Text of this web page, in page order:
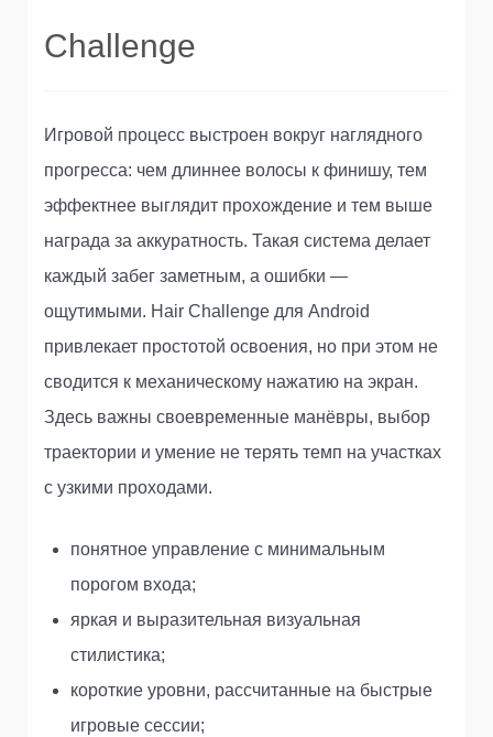
Challenge
Игровой процесс выстроен вокруг наглядного
прогресса: чем длиннее волосы к финишу, тем
эффектнее выглядит прохождение и тем выше
награда за аккуратность. Такая система делает
каждый забег заметным, а ошибки —
ощутимыми. Hair Challenge для Android
привлекает простотой освоения, но при этом не
сводится к механическому нажатию на экран.
Здесь важны своевременные манёвры, выбор
траектории и умение не терять темп на участках
с узкими проходами.
понятное управление с минимальным
порогом входа;
яркая и выразительная визуальная
стилистика;
короткие уровни, рассчитанные на быстрые
игровые сессии;